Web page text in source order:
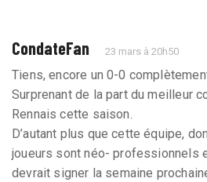
CondateFan 23 mars à 20h50
Tiens, encore un 0-0
Surprenant de la part du meilleur
Rennais cette saison.
D’autant plus que cette équipe,
joueurs sont néo- professionnels
devrait signer la semaine